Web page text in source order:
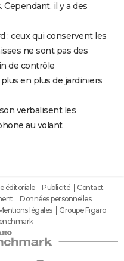
il y a des
: ceux qui conservent les
ne sont pas des
de contrôle
en plus de jardiniers
verbalisent les
au volant
éditoriale Publicité
Contact
Données personnelles
légales
Groupe Figaro